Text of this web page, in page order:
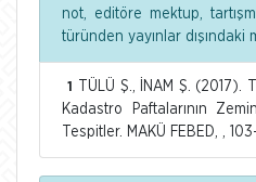
not, editöre mektup,
türünden yayınlar dışındaki
1
TÜLÜ Ş., İNAM Ş. (2017).
Kadastro Paftalarının
Tespitler. MAKÜ FEBED, , 103-